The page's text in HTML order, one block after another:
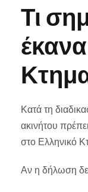
Τι
Κατά τη
ακινήτου
στο Ελληνικό
Αν η δήλωση